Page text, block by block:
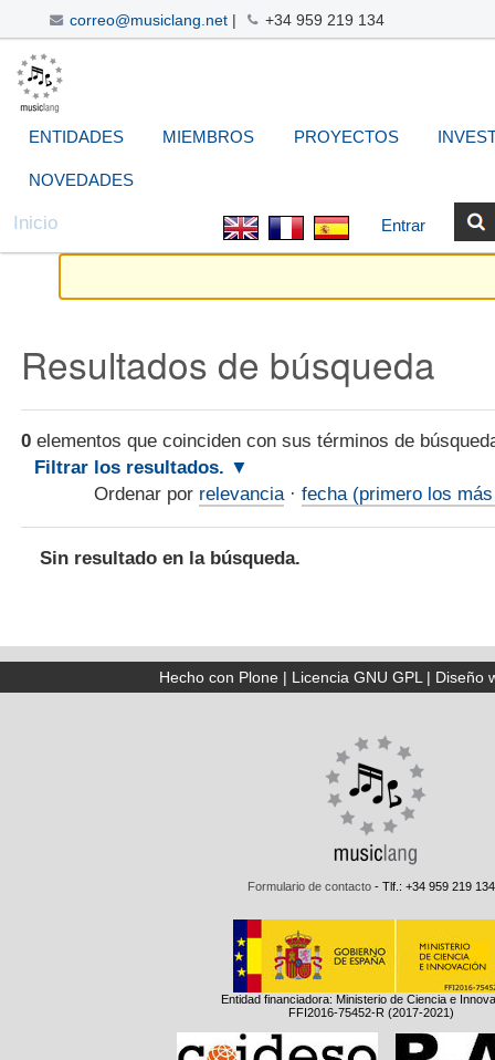
correo@musiclang.net| +34 959 219 134
Cambiar
a
contenido.
Navegación
ENTIDADES MIEMBROS PROYECTOS
NOVEDADES
Entrar
Inicio
Resultados de búsqueda
0 elementos que coinciden con sus términos de
Filtrar los resultados.
Ordenar por relevancia · fecha (primero los
Sin resultado en la búsqueda.
Hecho con Plone| Licencia GNU GPL| Diseño
Formulario de contacto - Tlf.: +34 959 219 134
Entidad financiadora: Ministerio de Ciencia e
FFI2016-75452-R (2017-2021)